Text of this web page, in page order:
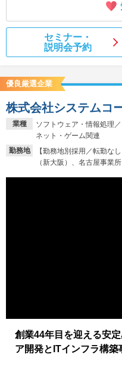
セミナー・
説明会予約
優良厳選企業
業種
ソフトウェア・情報処理
ネット・ゲーム関連
勤務地
【勤務地別採用／転勤な
（新大阪）、名古屋事業所
株式会社システムコ
創業44年目を迎える安
ア開発とITインフラ構築